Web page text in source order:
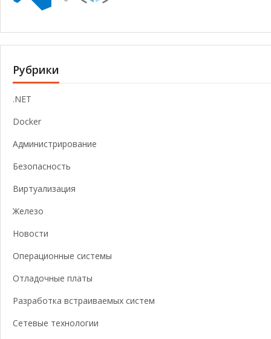
Рубрики
.NET
Docker
Администрирование
Безопасность
Виртуализация
Железо
Новости
Операционные системы
Отладочные платы
Разработка встраиваемых систем
Сетевые технологии